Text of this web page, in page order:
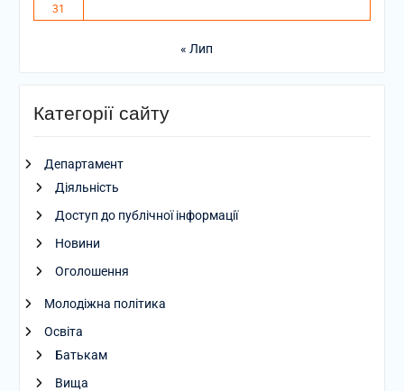
31
« Лип
Категорії сайту
Департамент
Діяльність
Доступ до публічної інформації
Новини
Оголошення
Молодіжна політика
Освіта
Батькам
Вища